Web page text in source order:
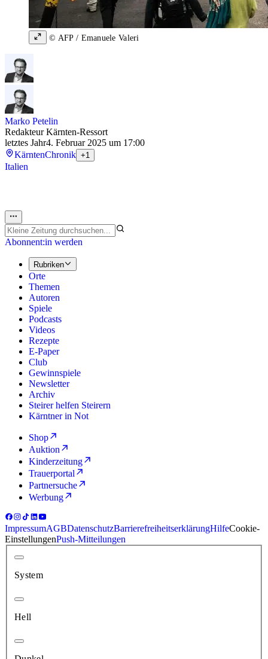
© AFP / Emanuele Valeri
Marko Petelin
Redakteur Kärnten-Ressort
letztes Jahr4. Februar 2025 um 17:00
KärntenChronik +1
Italien
Abonnent:in werden
Rubriken
Orte
Themen
Autoren
Spiele
Podcasts
Videos
Rezepte
E-Paper
Club
Gewinnspiele
Newsletter
Archiv
Steirer helfen Steirern
Kärntner in Not
Shop
Auktion
Kinderzeitung
Trauerportal
Partnersuche
Werbung
ImpressumAGBDatenschutzBarrierefreiheitserklärungHilfeCookie-
EinstellungenPush-Mitteilungen
System
Hell